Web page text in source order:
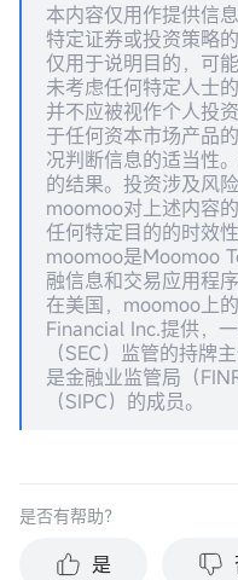
本内容仅用作提供信
特定证券或投资策略
仅用于说明目的，可
未考虑任何特定人士
并不应被视作个人投
于任何资本市场产品
况判断信息的适当性
的结果。投资涉及风
moomoo对上述内容
任何特定目的的时效
moomoo是Moomoo
融信息和交易应用程序
在美国，moomoo上
Financial Inc.提供，
（SEC）监管的持牌
是金融业监管局（
（SIPC）的成员。
是否有帮助？
是